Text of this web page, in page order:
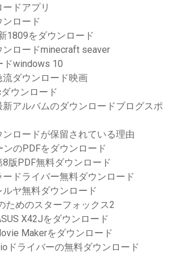
ドアプリ
ロード
1809をダウンロード
ロードminecraft seaver
ドwindows 10
ダウンロード映画
ウンロード
アルバムのダウンロードブログスポ
ロードが保留されている理由
のPDFをダウンロード
版PDF無料ダウンロード
ドライバー無料ダウンロード
ヤ無料ダウンロード
ためのスターフォックス2
X42Jをダウンロード
Makerをダウンロード
ドライバーの無料ダウンロード